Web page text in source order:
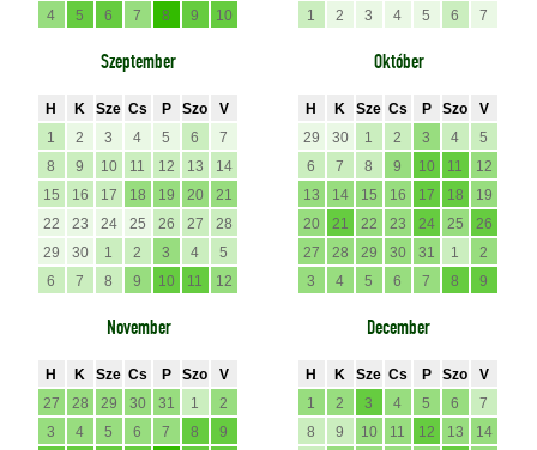
4
5 6 7 8 9 10
1
2 3 4 5 6 7
Szeptember
H K Sze Cs P Szo
V
1
2 3 4 5 6
7
8
9 10 11 12 13
14
15
16 17 18 19 20
21
22
23 24 25 26 27
28
29
30 1 2 3 4
5
6
7 8 9 10 11 12
Október
H K Sze Cs P Szo
V
29
30 1 2 3 4
5
6
7 8 9 10 11
12
13
14 15 16 17 18
19
20
21 22 23 24 25
26
27
28 29 30 31 1
2
3
4 5 6 7 8 9
November
H K Sze Cs P Szo
V
27
28 29 30 31 1
2
3
4 5 6 7 8
9
December
H K Sze Cs P Szo
V
1
2 3 4 5 6
7
8
9 10 11 12 13
14